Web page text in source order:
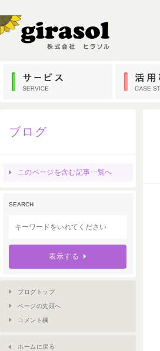
ブログ
このページを含む記事一覧へ
SEARCH
ブログトップ
ページの先頭へ
コメント欄
ホームに戻る